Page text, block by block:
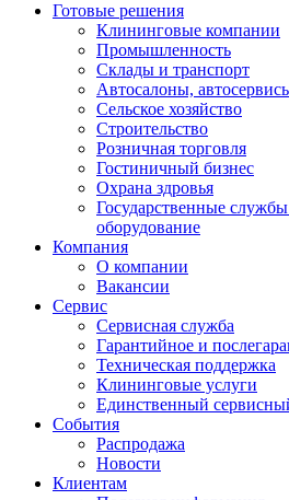
Готовые решения
Клининговые компании
Промышленность
Склады и транспорт
Автосалоны,
Сельское хозяйство
Строительство
Розничная торговля
Гостиничный бизнес
Охрана здровья
Государственные
оборудование
Компания
О компании
Вакансии
Сервис
Сервисная служба
Гарантийное и
Техническая поддержка
Клининговые услуги
Единственный
События
Распродажа
Новости
Клиентам